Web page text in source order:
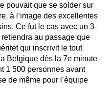
pouvait que se solder sur
à l’image des excellentes
Ce fut le cas avec un 3-
au passage que
qui inscrivit le tout
Belgique dès la 7e minute
1 500 personnes avant
de même pour l’équipe